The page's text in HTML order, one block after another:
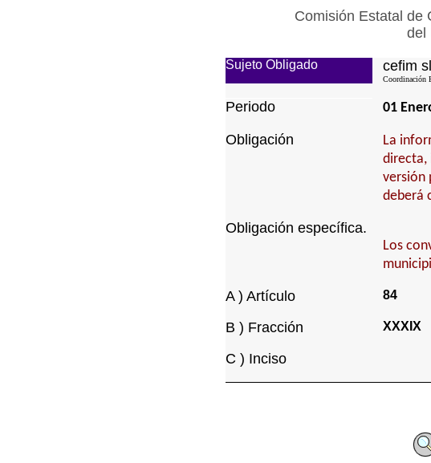
Comisión Estatal de
del
Sujeto Obligado cefim
Coordinación
Periodo 01
Obligación
La
directa,
versión
deberá
Obligación específica.
Los
A ) Artículo 84
B ) Fracción XXXIX
C ) Inciso